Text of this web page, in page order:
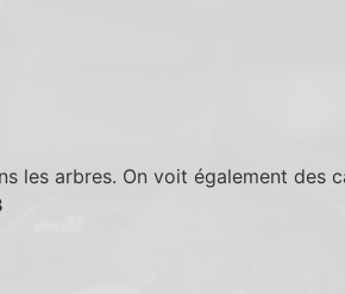
les arbres. On voit également des